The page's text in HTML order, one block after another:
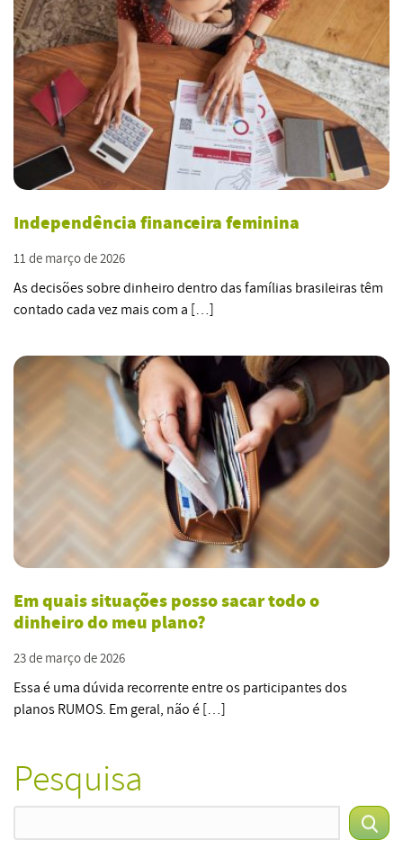
Independência financeira feminina
11 de março de 2026
As decisões sobre dinheiro dentro das famílias brasileiras têm
contado cada vez mais com a […]
Em quais situações posso sacar todo o
dinheiro do meu plano?
23 de março de 2026
Essa é uma dúvida recorrente entre os participantes dos
planos RUMOS. Em geral, não é […]
Pesquisa